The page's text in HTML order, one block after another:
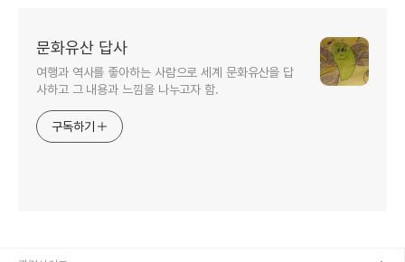
문화유산 답사
여행과 역사를 좋아하는 사람으로 세계 문화유산을 답
사하고 그 내용과 느낌을 나누고자 함.
구독하기